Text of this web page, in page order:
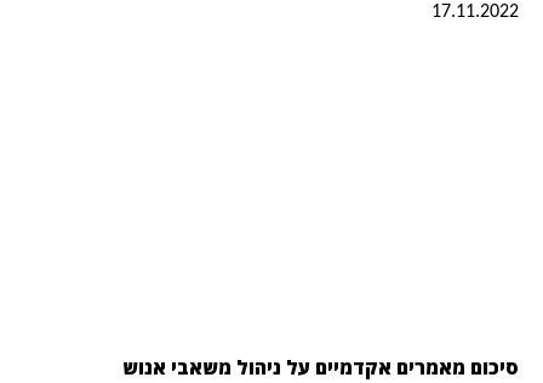
17.11.2022
סיכום מאמרים אקדמיים על ניהול משאבי אנוש